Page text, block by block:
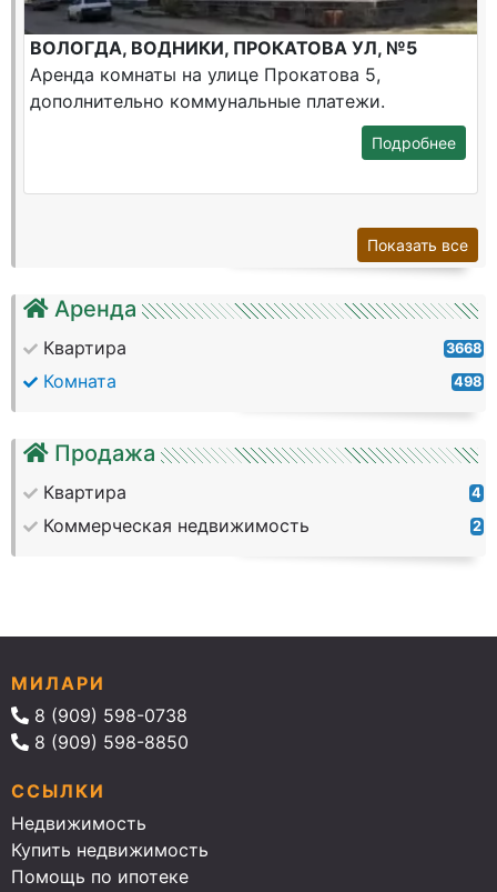
Аренда
Квартира 3668
Комната 498
Продажа
Квартира 4
Коммерческая недвижимость 2
ВОЛОГДА, ВОДНИКИ, ПРОКАТОВА УЛ, №5
Аренда комнаты на улице Прокатова 5,
дополнительно коммунальные платежи.
Подробнее
Показать все
МИЛАРИ
8 (909) 598-0738
8 (909) 598-8850
ССЫЛКИ
Недвижимость
Купить недвижимость
Помощь по ипотеке